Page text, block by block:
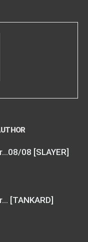
08 [SLAYER]
[TANKARD]